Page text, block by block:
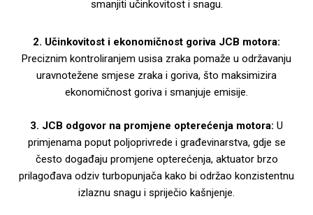
smanjiti učinkovitost i snagu.
2. Učinkovitost i ekonomičnost goriva JCB motora:
Preciznim kontroliranjem usisa zraka pomaže u održavanju
uravnotežene smjese zraka i goriva, što maksimizira
ekonomičnost goriva i smanjuje emisije.
3. JCB odgovor na promjene opterećenja motora: U
primjenama poput poljoprivrede i građevinarstva, gdje se
često događaju promjene opterećenja, aktuator brzo
prilagođava odziv turbopunjača kako bi održao konzistentnu
izlaznu snagu i spriječio kašnjenje.